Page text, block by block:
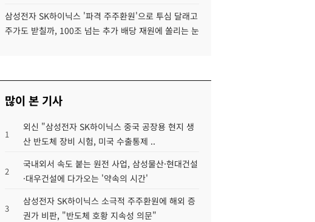
삼성전자 SK하이닉스 '파격 주주환원'으로 투심 달래고
주가도 받칠까, 100조 넘는 추가 배당 재원에 쏠리는 눈
많이 본 기사
1
외신 "삼성전자 SK하이닉스 중국 공장용 현지 생
산 반도체 장비 시험, 미국 수출통제 ..
2
국내외서 속도 붙는 원전 사업, 삼성물산·현대건설
·대우건설에 다가오는 '약속의 시간'
3
삼성전자 SK하이닉스 소극적 주주환원에 해외 증
권가 비판, "반도체 호황 지속성 의문"